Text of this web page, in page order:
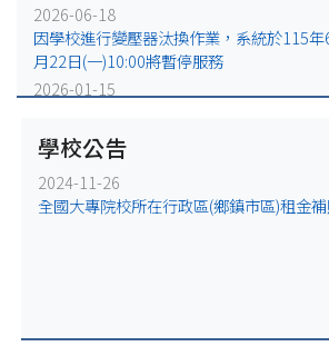
2026-06-18
因學校進行變壓器汰換作業，系統於115
月22日(一)10:00將暫停服務
2026-01-15
(五)17:00-1月19日(一)10:00將暫停服務
2025-12-31
因配合學校電力設備緊急維修作業，系統於
(五)17:00-1月5日(一)10:00將暫停服務。
因配合學校電氣設備檢修作業，系統於
學校公告
2024-11-26
全國大專院校所在行政區(鄉鎮市區)租金